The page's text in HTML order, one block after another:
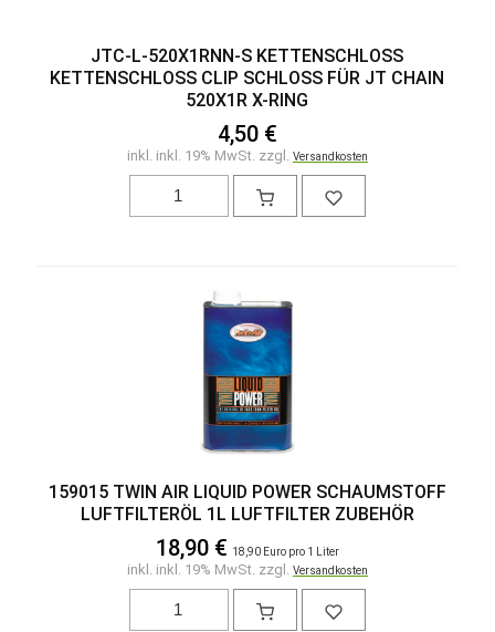
JTC-L-520X1RNN-S KETTENSCHLOSS K
ETTENSCHLOSS CLIP SCHLOSS FÜR JT CHAIN 5
20X1R X-RING
4,50 €
inkl. inkl. 19% MwSt. zzgl. Versandkosten
159015 TWIN AIR LIQUID POWER SCHAUMSTOFF
LUFTFILTERÖL 1L LUFTFILTER ZUBEHÖR
18,90 € 18,90 Euro pro 1 Liter
inkl. inkl. 19% MwSt. zzgl. Versandkosten